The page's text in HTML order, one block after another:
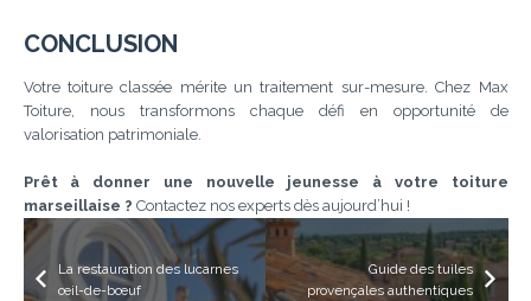
CONCLUSION
Votre toiture classée mérite un traitement sur-mesure. Chez Max
Toiture, nous transformons chaque défi en opportunité de
valorisation patrimoniale.
Prêt à donner une nouvelle jeunesse à votre toiture
marseillaise ? Contactez nos experts dès aujourd’hui !
La restauration des lucarnes
œil-de-bœuf
Guide des tuiles
provençales authentiques